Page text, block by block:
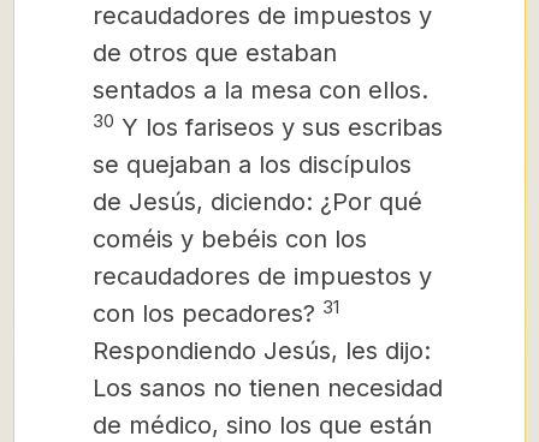
recaudadores de impuestos y
de otros que estaban
sentados a la mesa con ellos.
30 Y los fariseos y sus escribas
se quejaban a los discípulos
de Jesús, diciendo: ¿Por qué
coméis y bebéis con los
recaudadores de impuestos y
con los pecadores? 31
Respondiendo Jesús, les dijo:
Los sanos no tienen necesidad
de médico, sino los que están